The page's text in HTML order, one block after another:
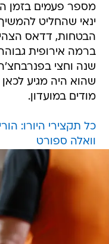
מספר פעמים בזמן
ינאי שהחליט
הבטחות, דדאס
ברמה אירופית
שנה וחצי
שהוא היה מגיע
מודים במועדון.
כל תקצירי היורו:
וואלה ספורט